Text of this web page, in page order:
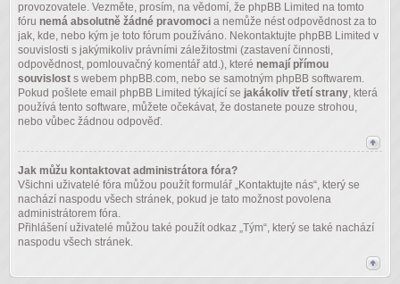
provozovatele. Vezměte, prosím, na vědomí, že phpBB Limited na tomto
fóru nemá absolutně žádné pravomoci a nemůže nést odpovědnost za to
jak, kde, nebo kým je toto fórum používáno. Nekontaktujte phpBB Limited v
souvislosti s jakýmikoliv právními záležitostmi (zastavení činnosti,
odpovědnost, pomlouvačný komentář atd.), které nemají přímou
souvislost s webem phpBB.com, nebo se samotným phpBB softwarem.
Pokud pošlete email phpBB Limited týkající se jakákoliv třetí strany, která
používá tento software, můžete očekávat, že dostanete pouze strohou,
nebo vůbec žádnou odpověď.
Jak můžu kontaktovat administrátora fóra?
Všichni uživatelé fóra můžou použít formulář „Kontaktujte nás“, který se
nachází naspodu všech stránek, pokud je tato možnost povolena
administrátorem fóra.
Přihlášení uživatelé můžou také použít odkaz „Tým“, který se také nachází
naspodu všech stránek.